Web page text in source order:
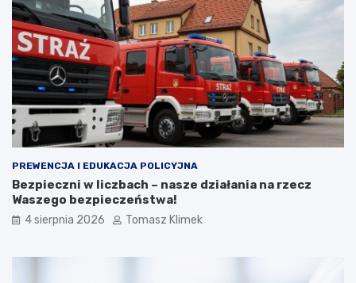
PREWENCJA I EDUKACJA POLICYJNA
Bezpieczni w liczbach – nasze działania na rzecz
Waszego bezpieczeństwa!
4 sierpnia 2026 Tomasz Klimek